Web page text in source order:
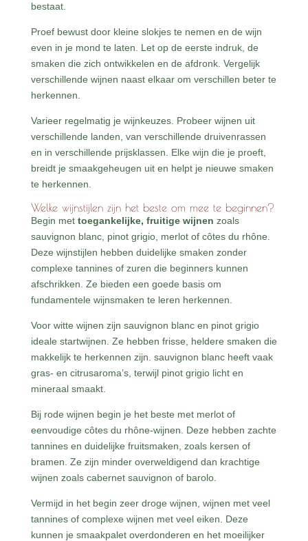
bestaat.
Proef bewust door kleine slokjes te nemen en de wijn
even in je mond te laten. Let op de eerste indruk, de
smaken die zich ontwikkelen en de afdronk. Vergelijk
verschillende wijnen naast elkaar om verschillen beter te
herkennen.
Varieer regelmatig je wijnkeuzes. Probeer wijnen uit
verschillende landen, van verschillende druivenrassen
en in verschillende prijsklassen. Elke wijn die je proeft,
breidt je smaakgeheugen uit en helpt je nieuwe smaken
te herkennen.
Welke wijnstijlen zijn het beste om mee te beginnen?
Begin met toegankelijke, fruitige wijnen zoals
sauvignon blanc, pinot grigio, merlot of côtes du rhône.
Deze wijnstijlen hebben duidelijke smaken zonder
complexe tannines of zuren die beginners kunnen
afschrikken. Ze bieden een goede basis om
fundamentele wijnsmaken te leren herkennen.
Voor witte wijnen zijn sauvignon blanc en pinot grigio
ideale startwijnen. Ze hebben frisse, heldere smaken die
makkelijk te herkennen zijn. sauvignon blanc heeft vaak
gras- en citrusaroma’s, terwijl pinot grigio licht en
mineraal smaakt.
Bij rode wijnen begin je het beste met merlot of
eenvoudige côtes du rhône-wijnen. Deze hebben zachte
tannines en duidelijke fruitsmaken, zoals kersen of
bramen. Ze zijn minder overweldigend dan krachtige
wijnen zoals cabernet sauvignon of barolo.
Vermijd in het begin zeer droge wijnen, wijnen met veel
tannines of complexe wijnen met veel eiken. Deze
kunnen je smaakpalet overdonderen en het moeilijker